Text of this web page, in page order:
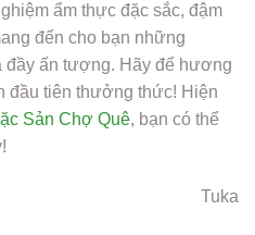
ẩm thực đặc sắc, đậm
đến cho bạn những
đầy ấn tượng. Hãy để hương
đầu tiên thưởng thức! Hiện
Sản Chợ Quê, bạn có thể
Tuka